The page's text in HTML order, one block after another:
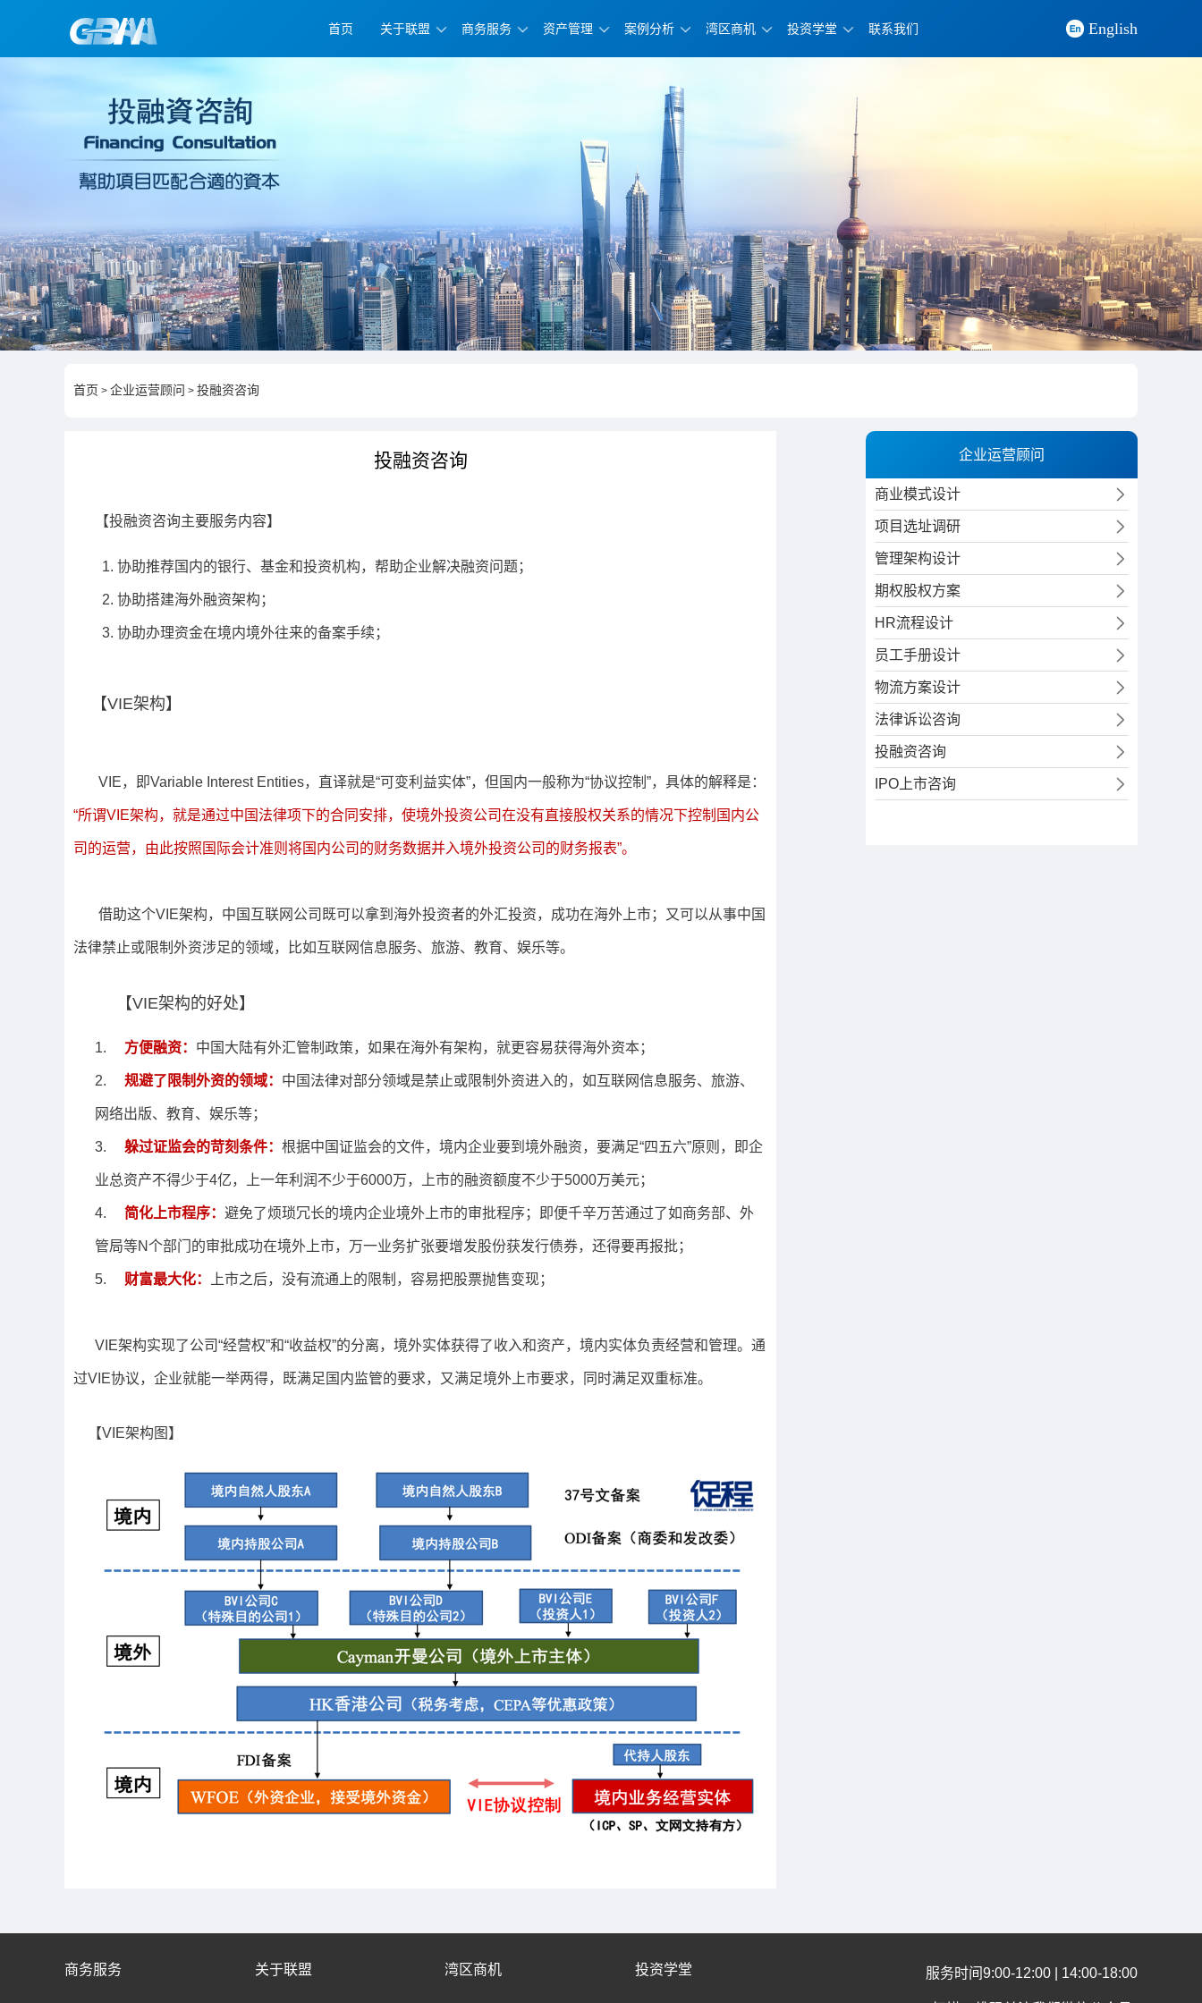
首页 关于联盟 商务服务 资产管理 案例分析 湾区商机 投资学堂 联系我们 English
首页 > 企业运营顾问 > 投融资咨询
投融资咨询
【投融资咨询主要服务内容】
1. 协助推荐国内的银行、基金和投资机构，帮助企业解决融资问题；
2. 协助搭建海外融资架构；
3. 协助办理资金在境内境外往来的备案手续；
【VIE架构】
VIE，即Variable Interest Entities，直译就是“可变利益实体”，但国内一般称为“协议控制”，具体的解释是：
“所谓VIE架构，就是通过中国法律项下的合同安排，使境外投资公司在没有直接股权关系的情况下控制国内公
司的运营，由此按照国际会计准则将国内公司的财务数据并入境外投资公司的财务报表”。
借助这个VIE架构，中国互联网公司既可以拿到海外投资者的外汇投资，成功在海外上市；又可以从事中国
法律禁止或限制外资涉足的领域，比如互联网信息服务、旅游、教育、娱乐等。
【VIE架构的好处】
1. 方便融资： 中国大陆有外汇管制政策，如果在海外有架构，就更容易获得海外资本；
2. 规避了限制外资的领域： 中国法律对部分领域是禁止或限制外资进入的，如互联网信息服务、旅游、
网络出版、教育、娱乐等；
3. 躲过证监会的苛刻条件： 根据中国证监会的文件，境内企业要到境外融资，要满足“四五六”原则，即企
业总资产不得少于4亿，上一年利润不少于6000万，上市的融资额度不少于5000万美元；
4. 简化上市程序： 避免了烦琐冗长的境内企业境外上市的审批程序；即便千辛万苦通过了如商务部、外
管局等N个部门的审批成功在境外上市，万一业务扩张要增发股份获发行债券，还得要再报批；
5. 财富最大化： 上市之后，没有流通上的限制，容易把股票抛售变现；
VIE架构实现了公司“经营权”和“收益权”的分离，境外实体获得了收入和资产，境内实体负责经营和管理。通
过VIE协议，企业就能一举两得，既满足国内监管的要求，又满足境外上市要求，同时满足双重标准。
【VIE架构图】
企业运营顾问
商业模式设计
项目选址调研
管理架构设计
期权股权方案
HR流程设计
员工手册设计
物流方案设计
法律诉讼咨询
投融资咨询
IPO上市咨询
商务服务 关于联盟 湾区商机 投资学堂 服务时间9:00-12:00 | 14:00-18:00